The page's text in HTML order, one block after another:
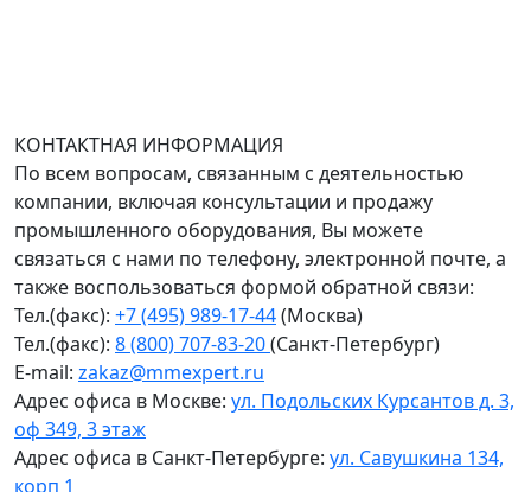
КОНТАКТНАЯ ИНФОРМАЦИЯ
По всем вопросам, связанным с деятельностью
компании, включая консультации и продажу
промышленного оборудования, Вы можете
связаться с нами по телефону, электронной почте, а
также воспользоваться формой обратной связи:
Тел.(факс): +7 (495) 989-17-44(Москва)
Тел.(факс): 8 (800) 707-83-20(Санкт-Петербург)
E-mail: zakaz@mmexpert.ru
Адрес офиса в Москве: ул. Подольских Курсантов д. 3,
оф 349, 3 этаж
Адрес офиса в Санкт-Петербурге: ул. Савушкина 134,
корп 1